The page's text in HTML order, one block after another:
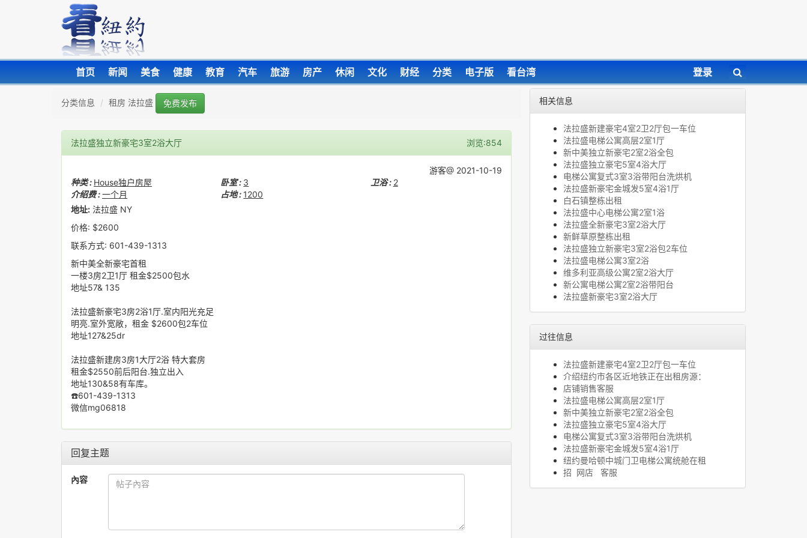
首页 新闻 美食 健康 教育 汽车 旅游 房产 休闲 文化 财经 分类 电子版 看台湾 登录
分类信息 租房 法拉盛 免费发布
法拉盛独立新豪宅3室2浴大厅 浏览:854
游客@ 2021-10-19
种类 : House独户房屋 卧室 : 3 卫浴 : 2
介绍费 :一个月 占地 : 1200
地址: 法拉盛 NY
价格: $2600
联系方式: 601-439-1313
新中美全新豪宅首租
一楼3房2卫1厅 租金$2500包水
地址57& 135
法拉盛新豪宅3房2浴1厅.室内阳光充足
明亮.室外宽敞，租金 $2600包2车位
地址127&25dr
法拉盛新建房3房1大厅2浴 特大套房
租金$2550前后阳台.独立出入
地址130&58有车库。
☎️601-439-1313
微信mg06818
回复主题
內容
相关信息
法拉盛新建豪宅4室2卫2厅包一车位
法拉盛电梯公寓高层2室1厅
新中美独立新豪宅2室2浴全包
法拉盛独立豪宅5室4浴大厅
电梯公寓复式3室3浴带阳台洗烘机
法拉盛新豪宅金城发5室4浴1厅
白石镇整栋出租
法拉盛中心电梯公寓2室1浴
法拉盛全新豪宅3室2浴大厅
新鲜草原整栋出租
法拉盛独立新豪宅3室2浴包2车位
法拉盛电梯公寓3室2浴
维多利亚高级公寓2室2浴大厅
新公寓电梯公寓2室2浴带阳台
法拉盛新豪宅3室2浴大厅
过往信息
法拉盛新建豪宅4室2卫2厅包一车位
介绍纽约市各区近地铁正在出租房源：
店铺销售客服
法拉盛电梯公寓高层2室1厅
新中美独立新豪宅2室2浴全包
法拉盛独立豪宅5室4浴大厅
电梯公寓复式3室3浴带阳台洗烘机
法拉盛新豪宅金城发5室4浴1厅
纽约曼哈顿中城门卫电梯公寓统舱在租
招 网店 客服